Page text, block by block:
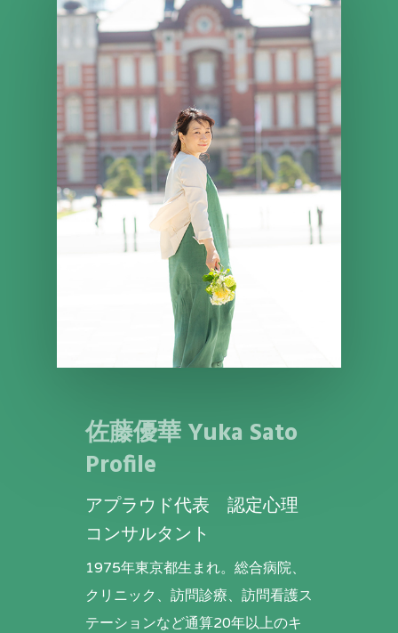
佐藤優華 Yuka Sato
Profile
アプラウド代表 認定心理
コンサルタント
1975年東京都生まれ。総合病院、
クリニック、訪問診療、訪問看護ス
テーションなど通算20年以上のキ